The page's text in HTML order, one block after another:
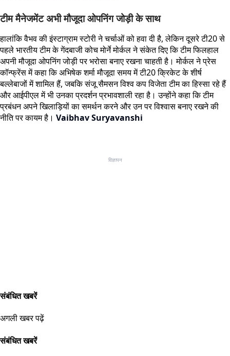
टीम मैनेजमेंट अभी मौजूदा ओपनिंग जोड़ी के साथ
हालांकि वैभव की इंस्टाग्राम स्टोरी ने चर्चाओं को हवा दी है, लेकिन दूसरे टी20 से
पहले भारतीय टीम के गेंदबाजी कोच मोर्ने मोर्कल ने संकेत दिए कि टीम फिलहाल
अपनी मौजूदा ओपनिंग जोड़ी पर भरोसा बनाए रखना चाहती है। मोर्कल ने प्रेस
कॉन्फ्रेंस में कहा कि अभिषेक शर्मा मौजूदा समय में टी20 क्रिकेट के शीर्ष
बल्लेबाजों में शामिल हैं, जबकि संजू सैमसन विश्व कप विजेता टीम का हिस्सा रहे हैं
और आईपीएल में भी उनका प्रदर्शन प्रभावशाली रहा है। उन्होंने कहा कि टीम
प्रबंधन अपने खिलाड़ियों का समर्थन करने और उन पर विश्वास बनाए रखने की
नीति पर कायम है। Vaibhav Suryavanshi
विज्ञापन
संबंधित खबरें
अगली खबर पढ़ें
संबंधित खबरें